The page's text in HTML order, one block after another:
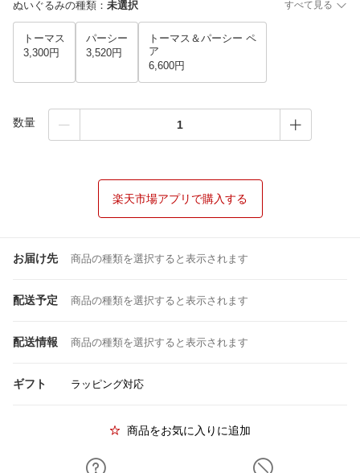
ぬいぐるみの種類 ： 未選択 すべて見る
トーマス
3,300円
パーシー
3,520円
トーマス＆パーシー ペ
ア
6,600円
数量
楽天市場アプリで購入する
お届け先 商品の種類を選択すると表示されます
配送予定 商品の種類を選択すると表示されます
配送情報 商品の種類を選択すると表示されます
ギフト ラッピング対応
商品をお気に入りに追加